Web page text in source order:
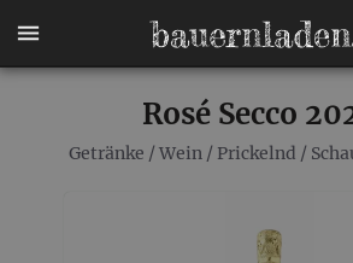
Rosé Secco
Getränke / Wein/ Prickelnd /